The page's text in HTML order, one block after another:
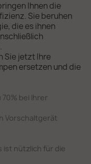
Ihnen die
Sie beruhen
die es ihnen
Sie jetzt Ihre
ersetzen und die
bei Ihrer
Vorschaltgerät
ist nützlich für die